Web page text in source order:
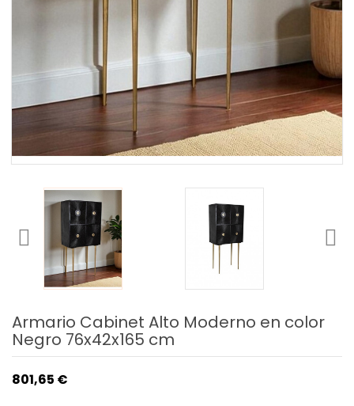
Armario Cabinet Alto Moderno en color
Negro 76x42x165 cm
801,65 €